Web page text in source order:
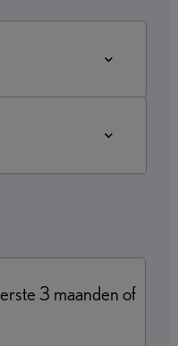
3 maanden of